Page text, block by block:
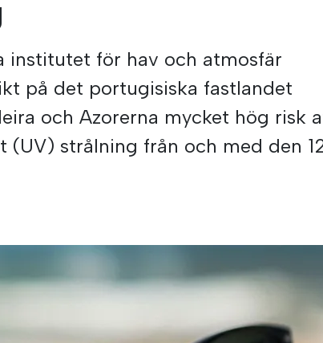
institutet för hav och atmosfär
på det portugisiska fastlandet
och Azorerna mycket hög risk
strålning från och med den